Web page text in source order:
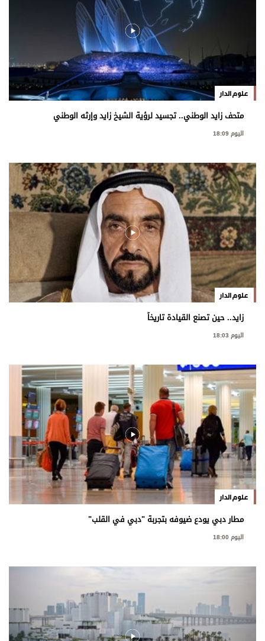
علوم الدار
متحف زايد الوطني.. تجسيد لرؤية الشيخ زايد وإرثه الوطني
اليوم 18:09
علوم الدار
زايد.. حين تصنع القيادة تاريخاً
اليوم 18:03
علوم الدار
مطار دبي يودع ضيوفه بتجربة "دبي في القلب"
اليوم 18:00